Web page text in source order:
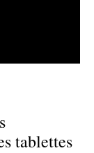
tablettes